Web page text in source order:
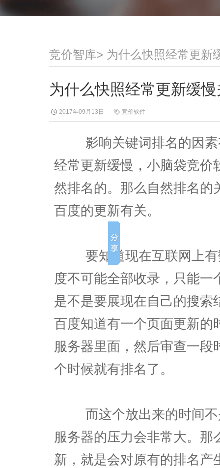
竞价智库> 为什么快照经常更新
为什么快照经常更新缓
2017年09月13日 竞价软件
影响关键词排名的因素
经常更新缓慢，小脑袋竞价
然排名的。那么自然排名的
百度的更新有关。
要知道现在互联网上有
度不可能全部收录，只能
是不是要展现在自己的搜索
百度知道有一个页面更新的
服务器里面，然后审查一
个时候就有排名了。
而这个放出来的时间不
服务器的压力会非常大。
新，就是会对原有的排名产